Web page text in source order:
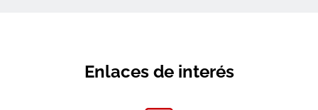
Enlaces de interés